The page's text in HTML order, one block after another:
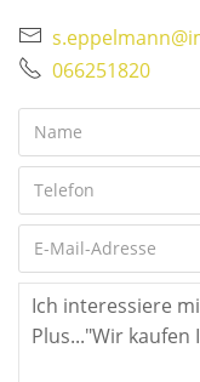
066251820